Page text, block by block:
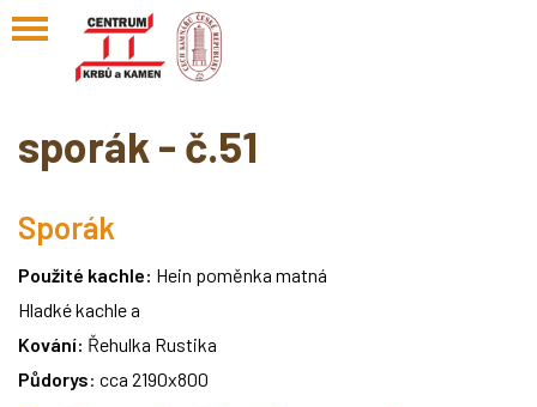
sporák - č.51
Sporák
Použité kachle: Hein poměnka matná
Hladké kachle a
Kování: Řehulka Rustika
Půdorys: cca 2190x800